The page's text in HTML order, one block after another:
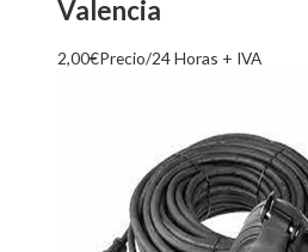
Valencia
2,00€Precio/24 Horas + IVA